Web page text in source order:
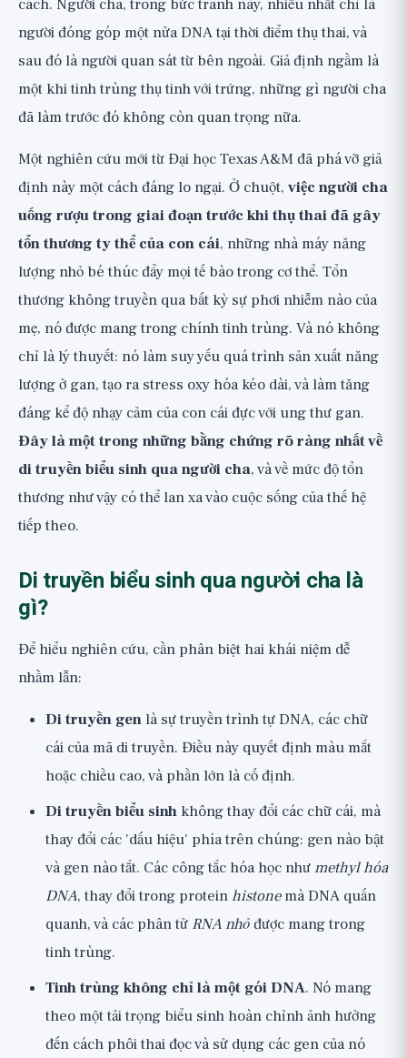
hai cha mẹ
Còn những tác động vượt ra ngoài gan
thì sao?
Điều này có nghĩa là một người cha đã
uống rượu đã gây ra tổn thương vĩnh viễn?
Đây là nghiên cứu trên chuột, không phải trên
người
Chúng ta không biết liều ngưỡng và khả năng
đảo ngược
Đây không phải là lý do để đổ lỗi
Vậy chúng ta nên rút ra điều gì từ nghiên
cứu này?
Góc nhìn rộng hơn
cách. Người cha, trong bức tranh này, nhiều nhất chỉ là
người đóng góp một nửa DNA tại thời điểm thụ thai, và
sau đó là người quan sát từ bên ngoài. Giả định ngầm là
một khi tinh trùng thụ tinh với trứng, những gì người cha
đã làm trước đó không còn quan trọng nữa.
Một nghiên cứu mới từ Đại học Texas A&M đã phá vỡ giả
định này một cách đáng lo ngại. Ở chuột, việc người cha
uống rượu trong giai đoạn trước khi thụ thai đã gây
tổn thương ty thể của con cái, những nhà máy năng
lượng nhỏ bé thúc đẩy mọi tế bào trong cơ thể. Tổn
thương không truyền qua bất kỳ sự phơi nhiễm nào của
mẹ, nó được mang trong chính tinh trùng. Và nó không
chỉ là lý thuyết: nó làm suy yếu quá trình sản xuất năng
lượng ở gan, tạo ra stress oxy hóa kéo dài, và làm tăng
đáng kể độ nhạy cảm của con cái đực với ung thư gan.
Đây là một trong những bằng chứng rõ ràng nhất về
di truyền biểu sinh qua người cha, và về mức độ tổn
thương như vậy có thể lan xa vào cuộc sống của thế hệ
tiếp theo.
Di truyền biểu sinh qua người cha là
gì?
Để hiểu nghiên cứu, cần phân biệt hai khái niệm dễ
nhầm lẫn:
Di truyền gen là sự truyền trình tự DNA, các chữ
cái của mã di truyền. Điều này quyết định màu mắt
hoặc chiều cao, và phần lớn là cố định.
Di truyền biểu sinh không thay đổi các chữ cái, mà
thay đổi các 'dấu hiệu' phía trên chúng: gen nào bật
và gen nào tắt. Các công tắc hóa học nhưmethyl hóa
DNA, thay đổi trong proteinhistonemà DNA quấn
quanh, và các phân tử RNA nhỏđược mang trong
tinh trùng.
Tinh trùng không chỉ là một gói DNA. Nó mang
theo một tải trọng biểu sinh hoàn chỉnh ảnh hưởng
đến cách phôi thai đọc và sử dụng các gen của nó